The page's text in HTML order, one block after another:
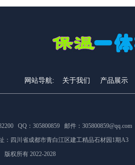
网站导航: 关于我们 产品展示
QQ：305800859 邮件：305800859@qq.com
： 四川省成都市青白江区建工精品石材园1期A3
权所有 2022-2028